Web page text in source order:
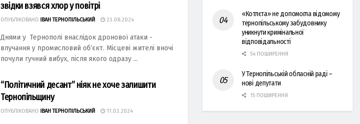
звідки взявся хлор у повітрі
ОПУБЛІКОВАНО ІВАН ТЕРНОПІЛЬСЬКИЙ 23.08.2024
Днями у Тернополі внаслідок дронової атаки -
влучання у промисловий об’єкт. Місцеві жителі вночі
почули гучний вибух, після якого одразу ...
“Політичний десант” ніяк не хоче залишити
Тернопільщину
ОПУБЛІКОВАНО ІВАН ТЕРНОПІЛЬСЬКИЙ 11.03.2024
«Котлєта» не допомогла відомому
тернопільському забудовнику
уникнути кримінальної
відповідальності
54 ПОШИРЕННЯ
У Тернопільській обласній раді –
нові депутати
15 ПОШИРЕННЯ